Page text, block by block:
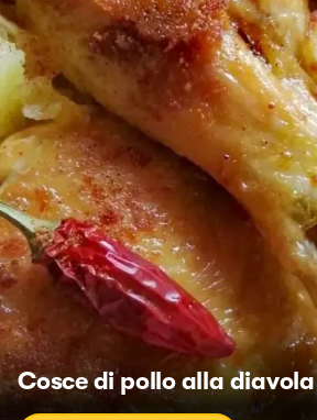
Cosce di pollo alla diavola